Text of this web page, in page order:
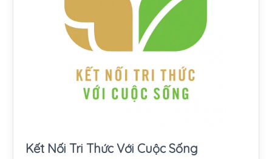
Kết Nối Tri Thức Với Cuộc Sống